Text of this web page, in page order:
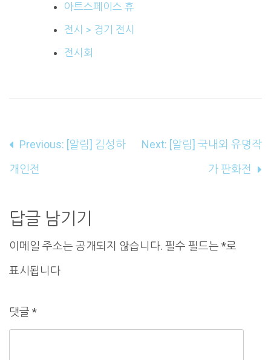
아트스페이스 휴
전시 > 경기 전시
전시회
글
내
게
이
션
Previous: [알림] 김성하
개인전
Next: [알림] 국내외 유명작
가 판화전
답글 남기기
이메일 주소는 공개되지 않습니다. 필수 필드는 *로
표시됩니다
댓글 *